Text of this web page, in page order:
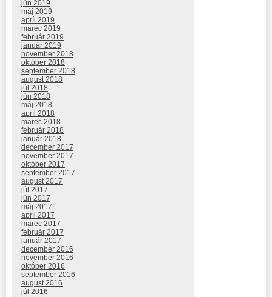
jún 2019
máj 2019
apríl 2019
marec 2019
február 2019
január 2019
november 2018
október 2018
september 2018
august 2018
júl 2018
jún 2018
máj 2018
apríl 2018
marec 2018
február 2018
január 2018
december 2017
november 2017
október 2017
september 2017
august 2017
júl 2017
jún 2017
máj 2017
apríl 2017
marec 2017
február 2017
január 2017
december 2016
november 2016
október 2016
september 2016
august 2016
júl 2016